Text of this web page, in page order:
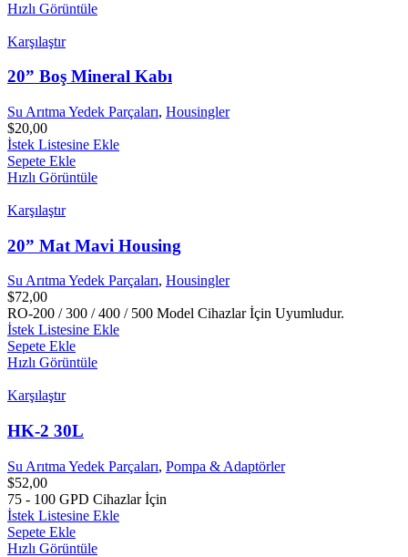
Hızlı Görüntüle
Karşılaştır
20” Boş Mineral Kabı
Su Arıtma Yedek Parçaları, Housingler
$20,00
İstek Listesine Ekle
Sepete Ekle
Hızlı Görüntüle
Karşılaştır
20” Mat Mavi Housing
Su Arıtma Yedek Parçaları, Housingler
$72,00
RO-200 / 300 / 400 / 500 Model Cihazlar İçin Uyumludur.
İstek Listesine Ekle
Sepete Ekle
Hızlı Görüntüle
Karşılaştır
HK-2 30L
Su Arıtma Yedek Parçaları, Pompa & Adaptörler
$52,00
75 - 100 GPD Cihazlar İçin
İstek Listesine Ekle
Sepete Ekle
Hızlı Görüntüle